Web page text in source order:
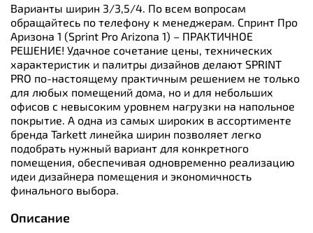
Варианты ширин 3/3,5/4. По всем вопросам
обращайтесь по телефону к менеджерам. Спринт Про
Аризона 1 (Sprint Pro Arizona 1) – ПРАКТИЧНОЕ
РЕШЕНИЕ! Удачное сочетание цены, технических
характеристик и палитры дизайнов делают SPRINT
PRO по-настоящему практичным решением не только
для любых помещений дома, но и для небольших
офисов с невысоким уровнем нагрузки на напольное
покрытие. А одна из самых широких в ассортименте
бренда Tarkett линейка ширин позволяет легко
подобрать нужный вариант для конкретного
помещения, обеспечивая одновременно реализацию
идеи дизайнера помещения и экономичность
финального выбора.
Описание